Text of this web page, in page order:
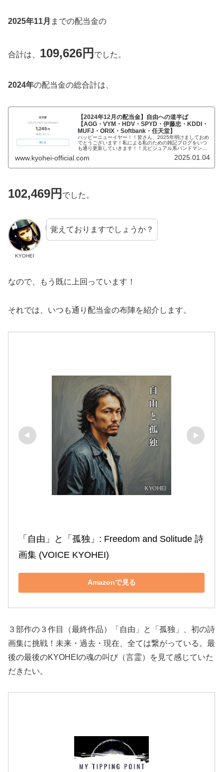
2025年11月 までの配当金の
合計は、 109,626円 でした。
2024年の配当金の総合計は、
【2024年12月の配当金】自由への道半ば
【AGG・VYM・HDV・SPYD・伊藤忠・KDDI・
MUFJ・ORIX・Softbank・任天堂】
ハッピーニューイヤー！！皆さん、2025年明けましておめ
でとうございます！私による私のための雑記ブログをいつ
も通り更新していきます！！元ビジュアル系バンドマンで
株式投資家でもあるKYOH...
www.kyohei-official.com 2025.01.04
102,469円 でした。
KYOHEI
覚えておりますでしょうか？
なので、もう既に上回っています！
それでは、いつも通り配当金の布陣を紹介します。
「自由」と「孤独」: Freedom and Solitude 詩
画集 (VOICE KYOHEI)
Amazonで見る
３部作の３作目（最終作品）「自由」と「孤独」、初の詩
画集に挑戦！未来・過去・現在、全ては繋がっている。最
後の最後のKYOHEIの魂の叫び（言霊）を見て感じていた
だきたい。